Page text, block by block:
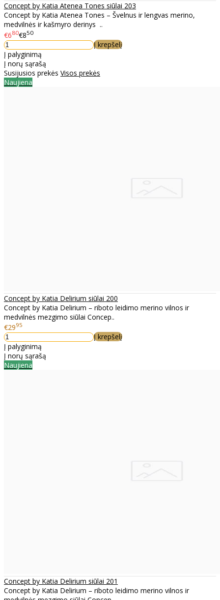
Concept by Katia Atenea Tones siūlai 203
Concept by Katia Atenea Tones – Švelnus ir lengvas merino,
medvilnės ir kašmyro derinys ..
€680€850
Į krepšelį
Į palyginimą
Į norų sąrašą
Susijusios prekės Visos prekės
Naujiena
Concept by Katia Delirium siūlai 200
Concept by Katia Delirium – riboto leidimo merino vilnos ir
medvilnės mezgimo siūlai Concep..
€2995
Į krepšelį
Į palyginimą
Į norų sąrašą
Naujiena
Concept by Katia Delirium siūlai 201
Concept by Katia Delirium – riboto leidimo merino vilnos ir